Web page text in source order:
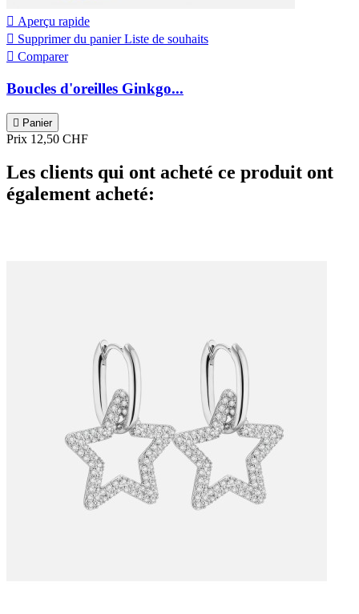
 Aperçu rapide
 Supprimer du panier Liste de souhaits
 Comparer
Boucles d'oreilles Ginkgo...
 Panier
Prix 12,50 CHF
Les clients qui ont acheté ce produit ont
également acheté: